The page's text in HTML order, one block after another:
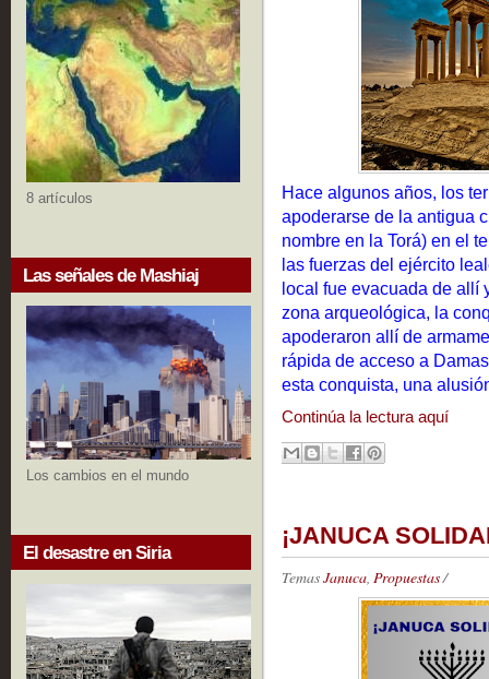
8 artículos
Las señales de Mashiaj
Los cambios en el mundo
El desastre en Siria
Hace algunos años, los
apoderarse de la antigua
nombre en la Torá) en el
las fuerzas del ejército
local fue evacuada de allí
zona arqueológica, la
apoderaron allí de
rápida de acceso a
esta conquista, una
Continúa la lectura aquí
¡JANUCA
TemasJanuca, Propuestas/